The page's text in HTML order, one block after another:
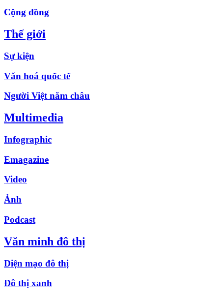
Cộng đồng
Thế giới
Sự kiện
Văn hoá quốc tế
Người Việt năm châu
Multimedia
Infographic
Emagazine
Video
Ảnh
Podcast
Văn minh đô thị
Diện mạo đô thị
Đô thị xanh